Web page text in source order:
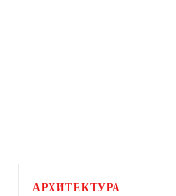
АРХИТЕКТУРА